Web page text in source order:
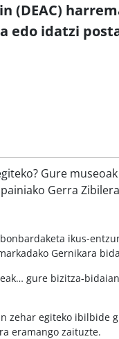
(DEAC)
edo idatzi
Gure
Gerra
ikus-
Gernikara
gure bizitza-
zehar egiteko ibilbide
eramango zaituzte.